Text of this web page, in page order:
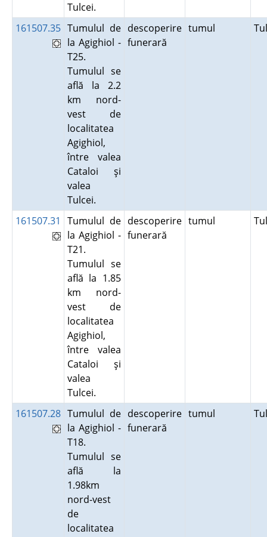
Tulcei.
161507.35 Tumulul de
la Agighiol -
T25.
Tumulul se
află la 2.2
km nord-
vest de
localitatea
Agighiol,
între valea
Cataloi şi
valea
Tulcei.
descoperire
funerară
tumul
161507.31
Tumulul de
la Agighiol -
T21.
Tumulul se
află la 1.85
km nord-
vest de
localitatea
Agighiol,
între valea
Cataloi şi
valea
Tulcei.
descoperire
funerară
tumul
161507.28 Tumulul de
la Agighiol -
T18.
Tumulul se
află la
1.98km
nord-vest
de
localitatea
descoperire
funerară
tumul